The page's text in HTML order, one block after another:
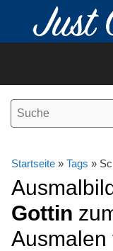
Inhalt
Startseite » Tags »
Gottin
Ausmalen